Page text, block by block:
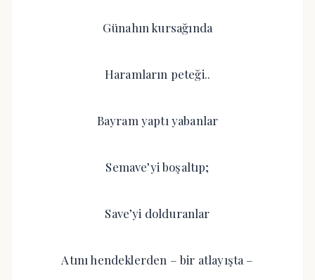
Günahın kursağında
Haramların peteği..
Bayram yaptı yabanlar
Semave’yi boşaltıp;
Save’yi dolduranlar
Atını hendeklerden – bir atlayışta –